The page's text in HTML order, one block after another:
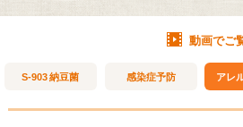
動画でご
S-903 納豆菌 感染症予防 アレ